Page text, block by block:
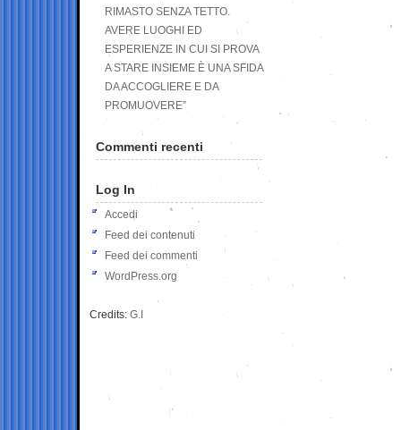
RIMASTO SENZA TETTO.
AVERE LUOGHI ED
ESPERIENZE IN CUI SI PROVA
A STARE INSIEME È UNA SFIDA
DA ACCOGLIERE E DA
PROMUOVERE”
Commenti recenti
Log In
Accedi
Feed dei contenuti
Feed dei commenti
WordPress.org
Credits: G.I